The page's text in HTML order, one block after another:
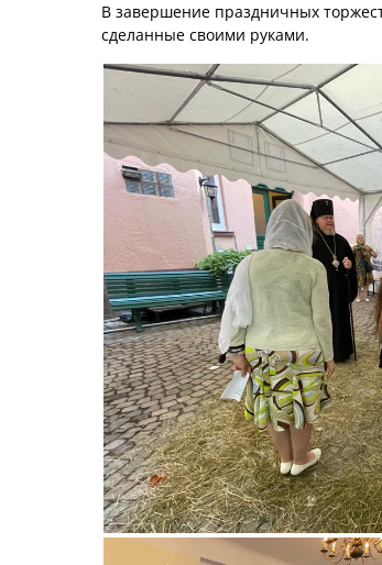
В завершение праздничных
сделанные своими руками.